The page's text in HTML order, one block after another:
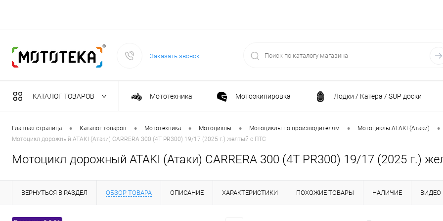
Заказать звонок
КАТАЛОГ ТОВАРОВ Мототехника Мотоэкипировка Лодки / Катера / SUP доски
Садовая техника Спортивные товары / Велосипеды / Самокаты
Масла и тех. жидкости Генераторы и электростанции
Главная страница • Каталог товаров • Мототехника • Мотоциклы • Мотоциклы по производителям • Мотоциклы ATAKI (Атаки) •
Мотоцикл дорожный ATAKI (Атаки) CARRERA 300 (4T PR300) 19/17 (2025 г.) желтый c ПТС
Мотоцикл дорожный ATAKI (Атаки) CARRERA 300 (4T PR300) 19/17 (2025 г.)
ВЕРНУТЬСЯ В РАЗДЕЛ ОБЗОР ТОВАРА ОПИСАНИЕ ХАРАКТЕРИСТИКИ ПОХОЖИЕ ТОВАРЫ НАЛИЧИЕ ВИДЕО